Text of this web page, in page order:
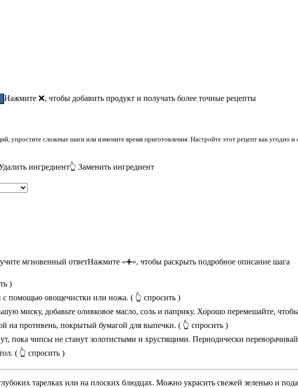
Нажмите ❌, чтобы добавить продукт и получать более точные рецепты
сложные шаги или измените время приготовления. Настройте этот рецепт как угодно и
ингредиент👆 Заменить ингредиент
мгновенный ответНажмите «➕», чтобы раскрыть подробное описание шага
)
с помощью овощечистки или ножа. ( 👆 спросить )
миску, добавьте оливковое масло, соль и паприку. Хорошо перемешайте,
на противень, покрытый бумагой для выпечки. ( 👆 спросить )
пока чипсы не станут золотистыми и хрустящими. Периодически
( 👆 спросить )
тарелках или на плоских блюдцах. Можно украсить свежей зеленью и